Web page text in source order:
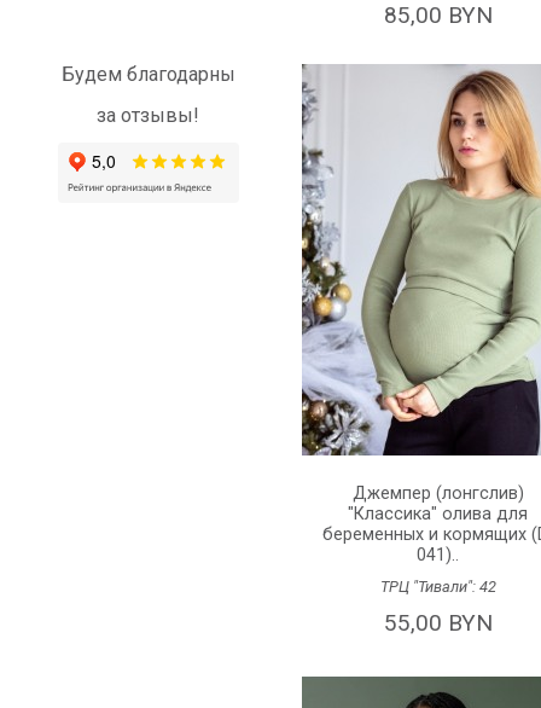
Будем благодарны
за отзывы!
85,00 BYN
Джемпер (лонгслив)
"Классика" олива для
беременных и кормящих
041)..
ТРЦ "Тивали": 42
55,00 BYN